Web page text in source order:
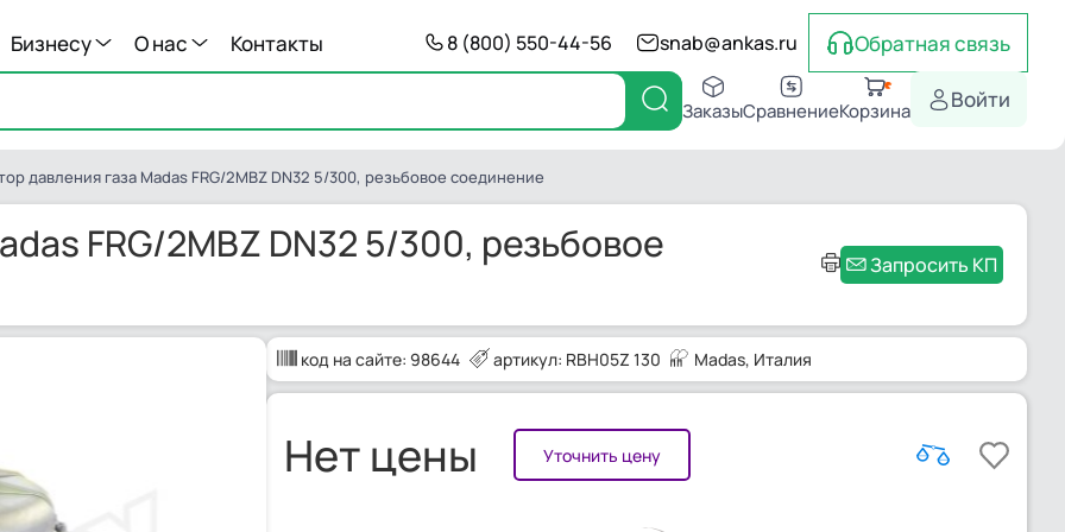
Бизнесу О нас Контакты 8 (800) 550-44-56 snab@ankas.ru Обратная связь
ЗаказыСравнениеКорзина Войти
давления газа Madas FRG/2MBZ DN32 5/300, резьбовое соединение
FRG/2MBZ DN32 5/300, резьбовое Запросить КП
код на сайте: 98644 артикул: RBH05Z 130 Madas, Италия
Нет цены Уточнить цену